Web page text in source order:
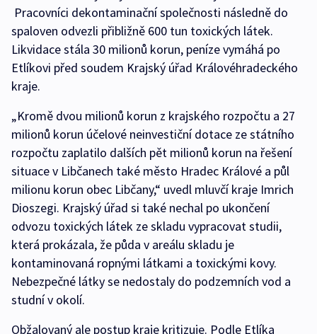
Pracovníci dekontaminační společnosti následně do
spaloven odvezli přibližně 600 tun toxických látek.
Likvidace stála 30 milionů korun, peníze vymáhá po
Etlíkovi před soudem Krajský úřad Královéhradeckého
kraje.
„Kromě dvou milionů korun z krajského rozpočtu a 27
milionů korun účelové neinvestiční dotace ze státního
rozpočtu zaplatilo dalších pět milionů korun na řešení
situace v Libčanech také město Hradec Králové a půl
milionu korun obec Libčany,“ uvedl mluvčí kraje Imrich
Dioszegi. Krajský úřad si také nechal po ukončení
odvozu toxických látek ze skladu vypracovat studii,
která prokázala, že půda v areálu skladu je
kontaminovaná ropnými látkami a toxickými kovy.
Nebezpečné látky se nedostaly do podzemních vod a
studní v okolí.
Obžalovaný ale postup kraje kritizuje. Podle Etlíka